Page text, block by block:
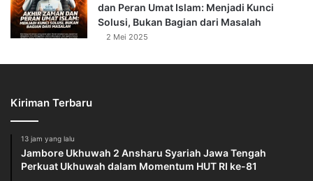
dan Peran Umat Islam: Menjadi Kunci
Solusi, Bukan Bagian dari Masalah
2 Mei 2025
Kiriman Terbaru
13 jam yang lalu
Jambore Ukhuwah 2 Ansharu Syariah Jawa Tengah
Perkuat Ukhuwah dalam Momentum HUT RI ke-81